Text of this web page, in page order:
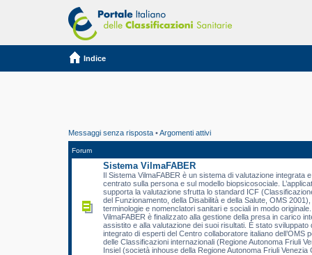
Indice
Messaggi senza risposta •Argomenti attivi
Forum
Sistema VilmaFABER
Il Sistema VilmaFABER è un sistema di valutazione integrata
centrato sulla persona e sul modello biopsicosociale.
supporta la valutazione sfrutta lo standard ICF
del Funzionamento, della Disabilità e della Salute, OMS
terminologie e nomenclatori sanitari e sociali in modo
VilmaFABER è finalizzato alla gestione della presa in carico
assistito e alla valutazione dei suoi risultati. È stato sviluppato
integrato di esperti del Centro collaboratore italiano dell’OMS
delle Classificazioni internazionali (Regione Autonoma Friuli
Insiel (società inhouse della Regione Autonoma Friuli Venezia